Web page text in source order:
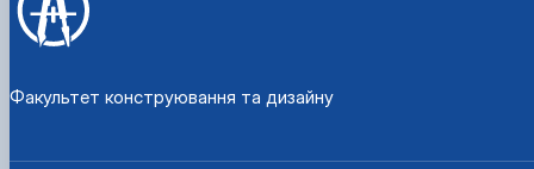
Факультет конструювання та дизайну